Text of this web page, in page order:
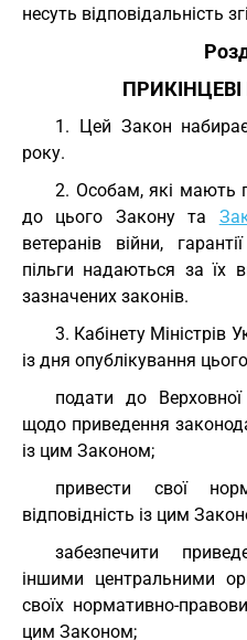
несуть відповідальність
1. Цей Закон
року.
2. Особам, які мають
до цього Закону та
ветеранів війни,
пільги надаються за їх
зазначених законів.
3. Кабінету Міністрів
із дня опублікування
подати до
щодо приведення
із цим Законом;
привести свої
відповідність із цим
забезпечити
іншими центральними
своїх нормативно-
цим Законом;